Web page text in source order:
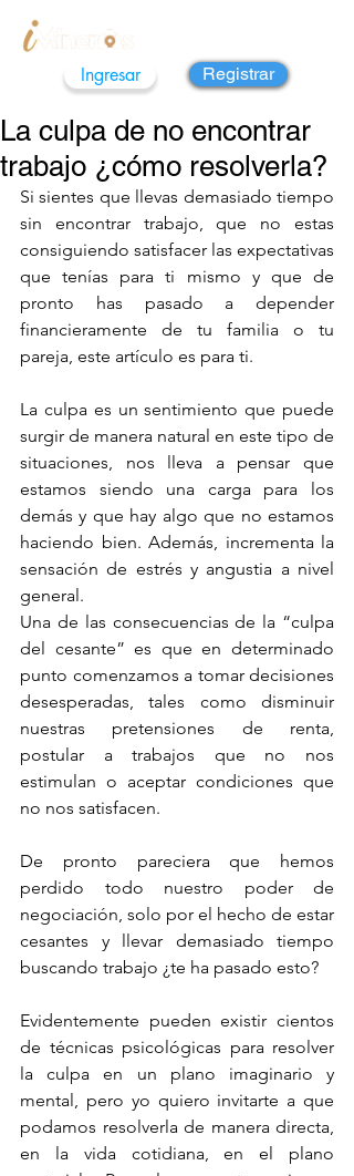
Ingresar Registrar
La culpa de no encontrar
trabajo ¿cómo resolverla?
Si sientes que llevas demasiado tiempo
sin encontrar trabajo, que no estas
consiguiendo satisfacer las expectativas
que tenías para ti mismo y que de
pronto has pasado a depender
financieramente de tu familia o tu
pareja, este artículo es para ti.
La culpa es un sentimiento que puede
surgir de manera natural en este tipo de
situaciones, nos lleva a pensar que
estamos siendo una carga para los
demás y que hay algo que no estamos
haciendo bien. Además, incrementa la
sensación de estrés y angustia a nivel
general.
Una de las consecuencias de la “culpa
del cesante” es que en determinado
punto comenzamos a tomar decisiones
desesperadas, tales como disminuir
nuestras pretensiones de renta,
postular a trabajos que no nos
estimulan o aceptar condiciones que
no nos satisfacen.
De pronto pareciera que hemos
perdido todo nuestro poder de
negociación, solo por el hecho de estar
cesantes y llevar demasiado tiempo
buscando trabajo ¿te ha pasado esto?
Evidentemente pueden existir cientos
de técnicas psicológicas para resolver
la culpa en un plano imaginario y
mental, pero yo quiero invitarte a que
podamos resolverla de manera directa,
en la vida cotidiana, en el plano